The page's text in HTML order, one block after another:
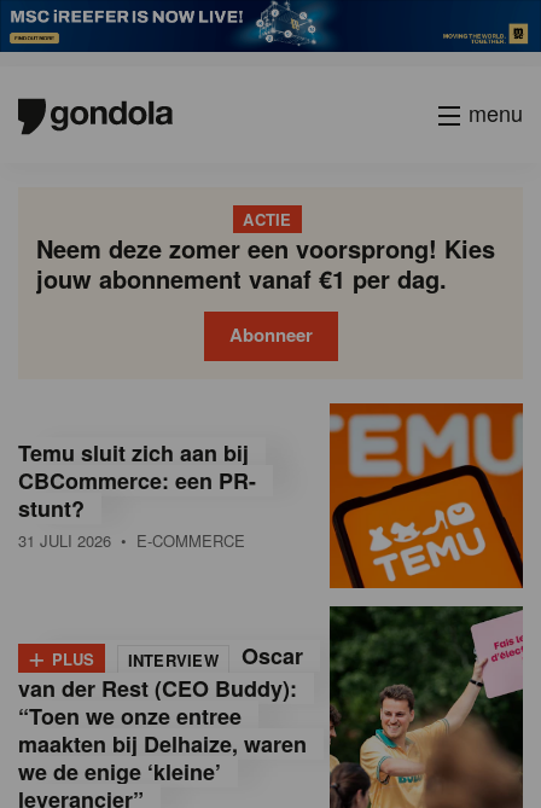
menu
ACTIE
Neem deze zomer een voorsprong! Kies
jouw abonnement vanaf €1 per dag.
Abonneer
o
n
d
a
M
a
Temu sluit zich aan bij
CBCommerce: een PR-
stunt?
31 JULI 2026 • E-COMMERCE
+ PLUS INTERVIEW
Oscar
van der Rest (CEO Buddy):
“Toen we onze entree
maakten bij Delhaize, waren
we de enige ‘kleine’
leverancier”